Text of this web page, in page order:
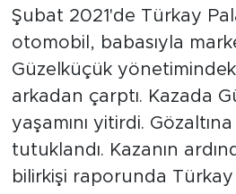
Şubat 2021'de Türkay
otomobil, babasıyla
Güzelküçük
arkadan çarptı. Kazada
yaşamını yitirdi.
tutuklandı. Kazanın
bilirkişi raporunda Türkay